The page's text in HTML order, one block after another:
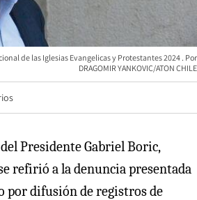
de las Iglesias Evangelicas y Protestantes 2024
DRAGOMIR YANKOVIC/ATON CHILE
Presidente Gabriel Boric,
refirió a la denuncia presentada
por difusión de registros de